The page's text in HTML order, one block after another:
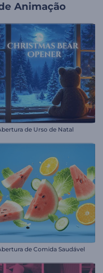
Animação
de Urso de Natal
de Comida Saudável